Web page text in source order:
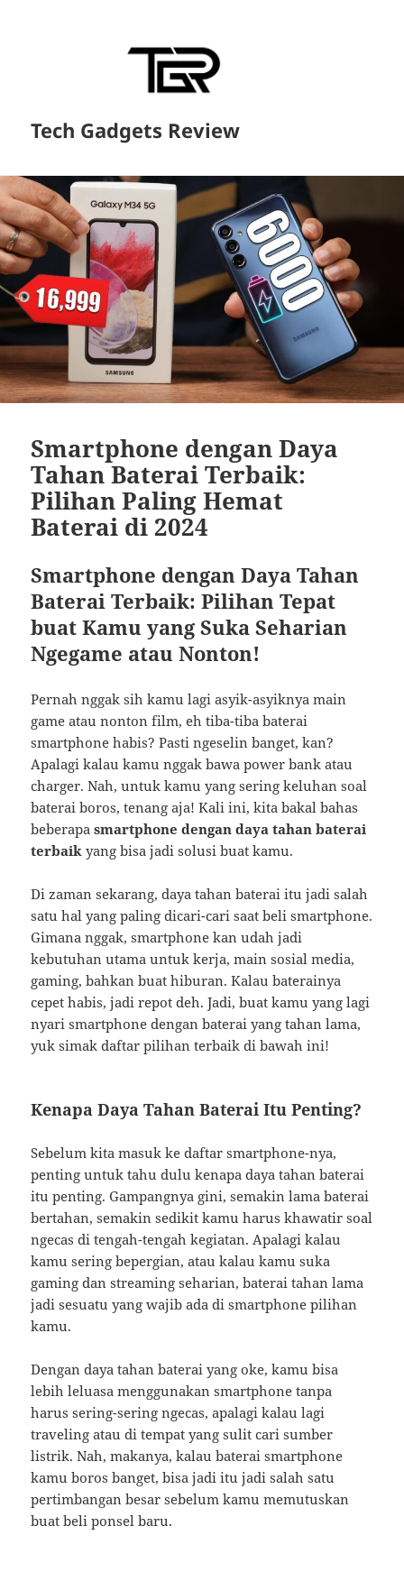
Tech Gadgets Review
Smartphone dengan Daya
Tahan Baterai Terbaik:
Pilihan Paling Hemat
Baterai di 2024
Smartphone dengan Daya Tahan
Baterai Terbaik: Pilihan Tepat
buat Kamu yang Suka Seharian
Ngegame atau Nonton!
Pernah nggak sih kamu lagi asyik-asyiknya main
game atau nonton film, eh tiba-tiba baterai
smartphone habis? Pasti ngeselin banget, kan?
Apalagi kalau kamu nggak bawa power bank atau
charger. Nah, untuk kamu yang sering keluhan soal
baterai boros, tenang aja! Kali ini, kita bakal bahas
beberapasmartphone dengan daya tahan baterai
terbaik yang bisa jadi solusi buat kamu.
Di zaman sekarang, daya tahan baterai itu jadi salah
satu hal yang paling dicari-cari saat beli smartphone.
Gimana nggak, smartphone kan udah jadi
kebutuhan utama untuk kerja, main sosial media,
gaming, bahkan buat hiburan. Kalau baterainya
cepet habis, jadi repot deh. Jadi, buat kamu yang lagi
nyari smartphone dengan baterai yang tahan lama,
yuk simak daftar pilihan terbaik di bawah ini!
Kenapa Daya Tahan Baterai Itu Penting?
Sebelum kita masuk ke daftar smartphone-nya,
penting untuk tahu dulu kenapa daya tahan baterai
itu penting. Gampangnya gini, semakin lama baterai
bertahan, semakin sedikit kamu harus khawatir soal
ngecas di tengah-tengah kegiatan. Apalagi kalau
kamu sering bepergian, atau kalau kamu suka
gaming dan streaming seharian, baterai tahan lama
jadi sesuatu yang wajib ada di smartphone pilihan
kamu.
Dengan daya tahan baterai yang oke, kamu bisa
lebih leluasa menggunakan smartphone tanpa
harus sering-sering ngecas, apalagi kalau lagi
traveling atau di tempat yang sulit cari sumber
listrik. Nah, makanya, kalau baterai smartphone
kamu boros banget, bisa jadi itu jadi salah satu
pertimbangan besar sebelum kamu memutuskan
buat beli ponsel baru.